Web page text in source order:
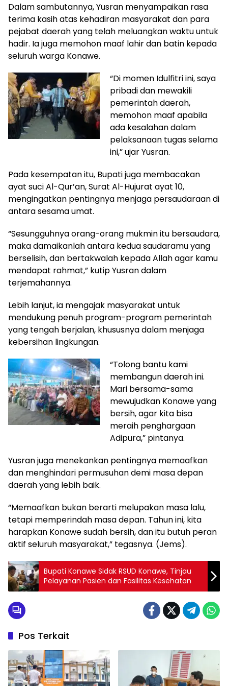
Dalam sambutannya, Yusran menyampaikan rasa
terima kasih atas kehadiran masyarakat dan para
pejabat daerah yang telah meluangkan waktu untuk
hadir. Ia juga memohon maaf lahir dan batin kepada
seluruh warga Konawe.
“Di momen Idulfitri ini, saya
pribadi dan mewakili
pemerintah daerah,
memohon maaf apabila
ada kesalahan dalam
pelaksanaan tugas selama
ini,” ujar Yusran.
Pada kesempatan itu, Bupati juga membacakan
ayat suci Al-Qur’an, Surat Al-Hujurat ayat 10,
mengingatkan pentingnya menjaga persaudaraan di
antara sesama umat.
“Sesungguhnya orang-orang mukmin itu bersaudara,
maka damaikanlah antara kedua saudaramu yang
berselisih, dan bertakwalah kepada Allah agar kamu
mendapat rahmat,” kutip Yusran dalam
terjemahannya.
Lebih lanjut, ia mengajak masyarakat untuk
mendukung penuh program-program pemerintah
yang tengah berjalan, khususnya dalam menjaga
kebersihan lingkungan.
“Tolong bantu kami
membangun daerah ini.
Mari bersama-sama
mewujudkan Konawe yang
bersih, agar kita bisa
meraih penghargaan
Adipura,” pintanya.
Yusran juga menekankan pentingnya memaafkan
dan menghindari permusuhan demi masa depan
daerah yang lebih baik.
“Memaafkan bukan berarti melupakan masa lalu,
tetapi memperindah masa depan. Tahun ini, kita
harapkan Konawe sudah bersih, dan itu butuh peran
aktif seluruh masyarakat,” tegasnya. (Jems).
Bupati Konawe Sidak RSUD Konawe, Tinjau
Pelayanan Pasien dan Fasilitas Kesehatan
Pos Terkait